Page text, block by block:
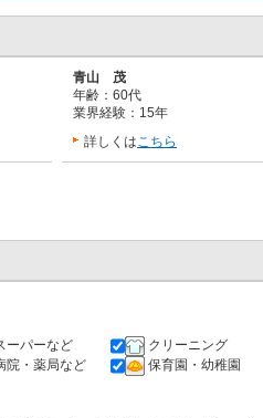
青山 茂
年齢：60代
業界経験：15年
詳しくはこちら
ーパーなど
クリーニング
院・薬局など 保育園・幼稚園